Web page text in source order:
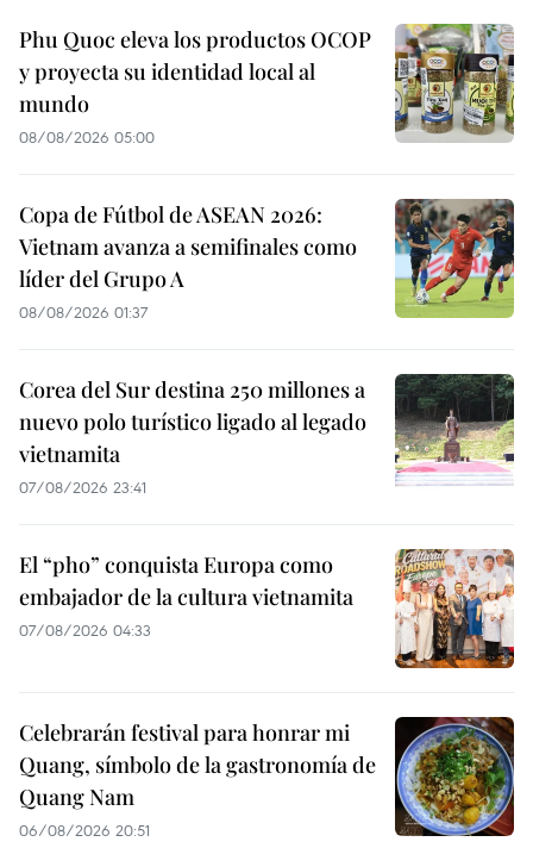
Phu Quoc eleva los productos OCOP
y proyecta su identidad local al
mundo
08/08/2026 05:00
Copa de Fútbol de ASEAN 2026:
Vietnam avanza a semifinales como
líder del Grupo A
08/08/2026 01:37
Corea del Sur destina 250 millones a
nuevo polo turístico ligado al legado
vietnamita
07/08/2026 23:41
El “pho” conquista Europa como
embajador de la cultura vietnamita
07/08/2026 04:33
Celebrarán festival para honrar mi
Quang, símbolo de la gastronomía de
Quang Nam
06/08/2026 20:51